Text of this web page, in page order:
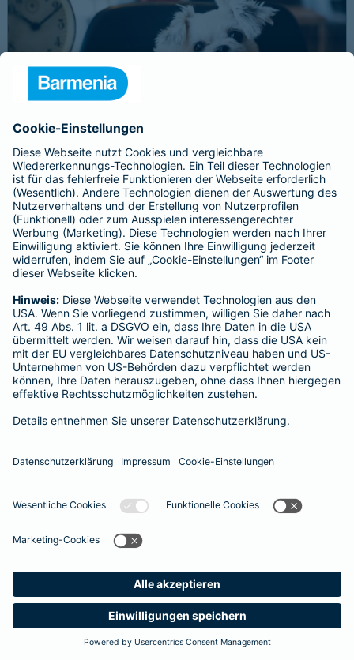
Suche Produkte
Barmenia
Schnelle Notfallversorgung bei Ernstfällen
gewährleisten
Der Dackel Balu macht für Leckerlies alles. Beim Gassigehen
frisst er leider eine mit Rasierklingen gespickte Wurst. Die
Notfalls nimmt der Tierarzt den 4-fachen GOT-Satz und Balus
Besitzer muss eine vierstellige Rechnung begleichen. Der
Basis-Schutz der Barmenia erstattet dieNotfallversorgung
im tierärztlichen Notdienstkomplett - ohne eine Begrenzung
der Jahreshöchstleistung für Operationen.